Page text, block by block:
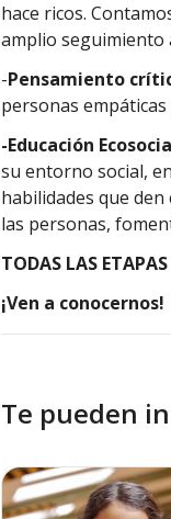
hace ricos.
amplio seguimiento
-Pensamiento
personas
-Educación
su entorno social,
habilidades que
las personas,
TODAS LAS
¡Ven a conocernos!
Te pueden